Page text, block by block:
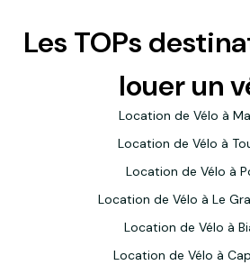
Les TOPs
louer un
Location de Vélo à
Location de Vélo à
Location de Vélo à
Location de Vélo à Le
Location de Vélo à
Location de Vélo à